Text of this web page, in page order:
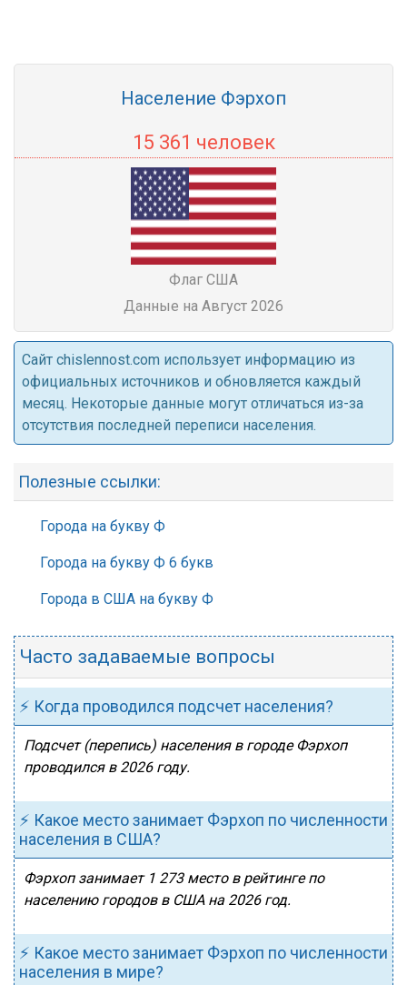
Население Фэрхоп
15 361 человек
Флаг США
Данные на Август 2026
Cайт chislennost.com использует информацию из
официальных источников и обновляется каждый
месяц. Некоторые данные могут отличаться из-за
отсутствия последней переписи населения.
Полезные ссылки:
Города на букву Ф
Города на букву Ф 6 букв
Города в США на букву Ф
Часто задаваемые вопросы
⚡ Когда проводился подсчет населения?
Подсчет (перепись) населения в городе Фэрхоп
проводился в 2026 году.
⚡ Какое место занимает Фэрхоп по численности
населения в США?
Фэрхоп занимает 1 273 место в рейтинге по
населению городов в США на 2026 год.
⚡ Какое место занимает Фэрхоп по численности
населения в мире?